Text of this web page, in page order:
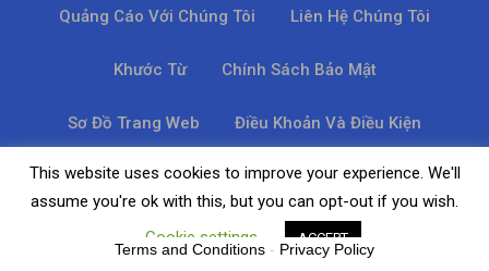
Quảng Cáo Với Chúng Tôi Liên Hệ Chúng Tôi
Khước Từ Chính Sách Bảo Mật
Sơ Đồ Trang Web Điều Khoản Và Điều Kiện
© 2026 - Tin tức. Đã đăng ký Bản quyền.
This website uses cookies to improve your experience. We'll
assume you're ok with this, but you can opt-out if you wish.
Cookie settings
ACCEPT
Terms and Conditions - Privacy Policy